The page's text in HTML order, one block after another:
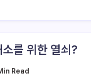
를 위한 열쇠?
Read